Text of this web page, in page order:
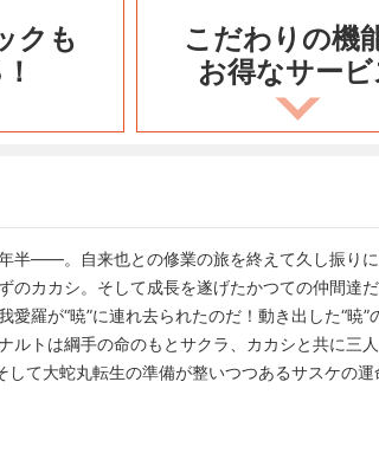
クも
こだわりの機
お得なサービ
半――。自来也との修業の旅を終えて久し振り
のカカシ。そして成長を遂げたかつての仲間達
愛羅が“暁”に連れ去られたのだ！動き出した“
ルトは綱手の命のもとサクラ、カカシと共に三
して大蛇丸転生の準備が整いつつあるサスケの